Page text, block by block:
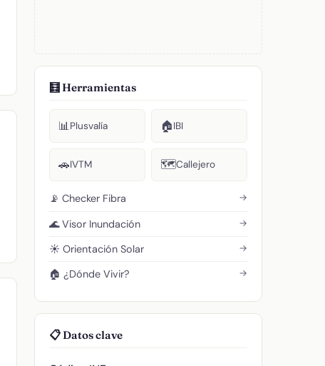
🧮 Herramientas
📊Plusvalía 🏠IBI
🚗IVTM 🗺️Callejero
📡 Checker Fibra →
🌊 Visor Inundación →
☀️ Orientación Solar →
🏠 ¿Dónde Vivir? →
📋 Datos clave